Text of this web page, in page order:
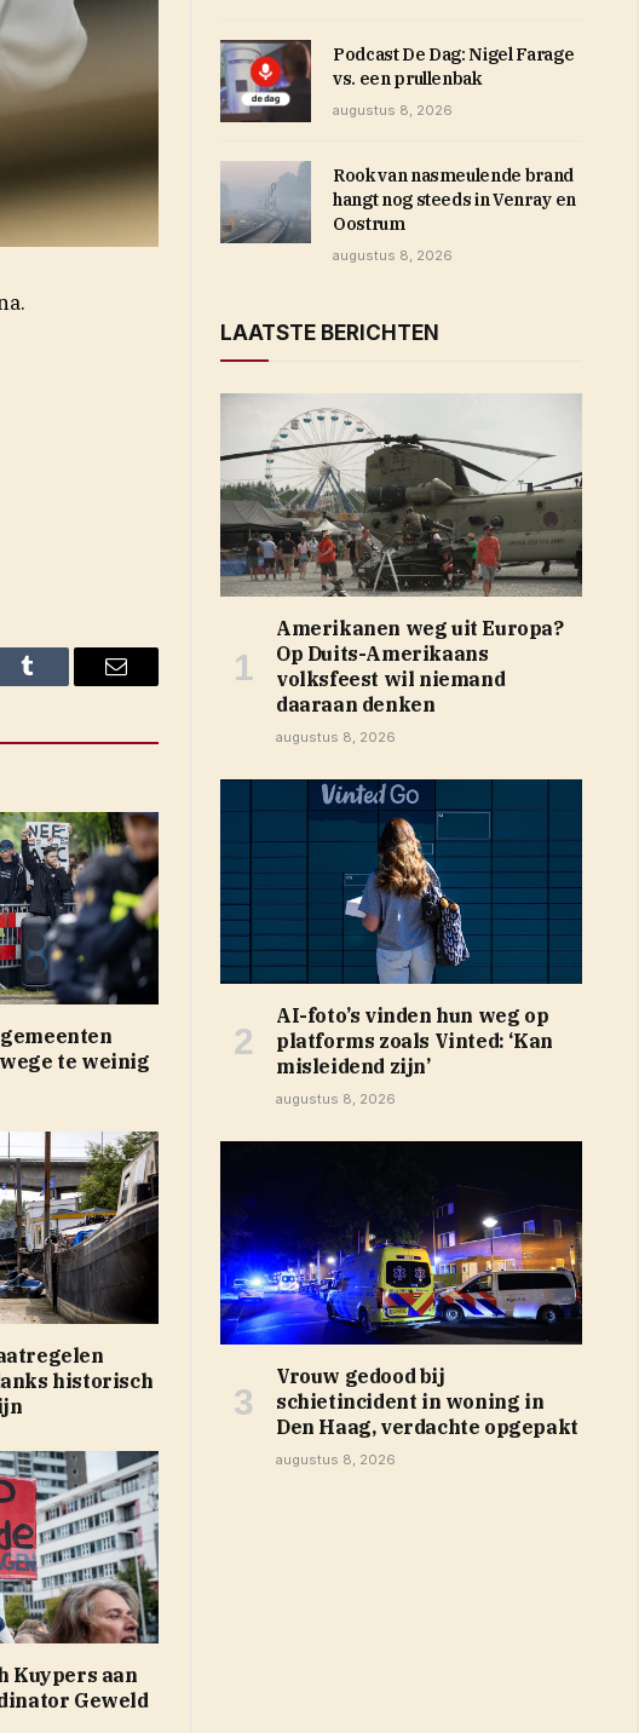
Tumblr Email
te weinig
historisch
Kuypers aan
Geweld
Podcast De Dag: Nigel Farage
vs. een prullenbak
augustus 8, 2026
Rook van nasmeulende brand
hangt nog steeds in Venray en
Oostrum
augustus 8, 2026
LAATSTE BERICHTEN
Amerikanen weg uit Europa?
Op Duits-Amerikaans
volksfeest wil niemand
daaraan denken
augustus 8, 2026
AI-foto’s vinden hun weg op
platforms zoals Vinted: ‘Kan
misleidend zijn’
augustus 8, 2026
Vrouw gedood bij
schietincident in woning in
Den Haag, verdachte opgepakt
augustus 8, 2026